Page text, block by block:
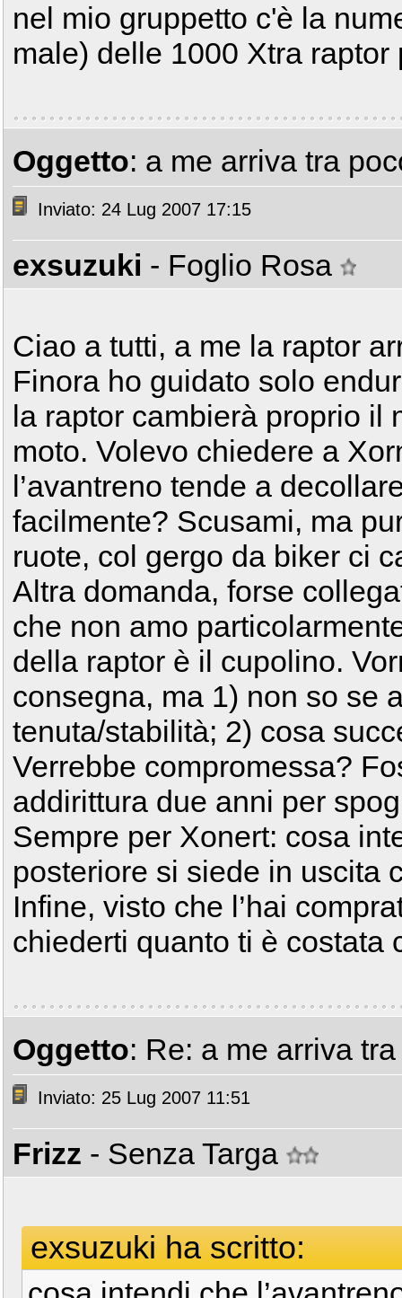
nel mio gruppetto c'è la
male) delle 1000 Xtra
Oggetto: a me arriva tra
Inviato: 24 Lug 2007 17:15
exsuzuki - Foglio Rosa
Ciao a tutti, a me la raptor
Finora ho guidato solo
la raptor cambierà proprio il
moto. Volevo chiedere a
l’avantreno tende a
facilmente? Scusami, ma
ruote, col gergo da biker ci
Altra domanda, forse
che non amo
della raptor è il cupolino.
consegna, ma 1) non so se
tenuta/stabilità; 2) cosa
Verrebbe compromessa?
addirittura due anni per
Sempre per Xonert: cosa
posteriore si siede in uscita
Infine, visto che l’hai
chiederti quanto ti è costata
Oggetto: Re: a me arriva
Inviato: 25 Lug 2007 11:51
Frizz - Senza Targa
exsuzuki ha scritto: